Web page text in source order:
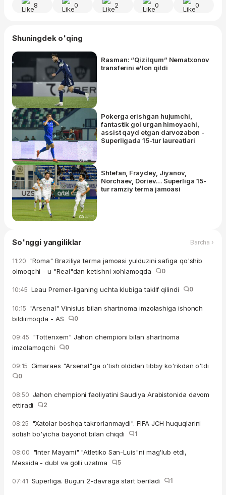
8 0 2 0 0
Shuningdek o'qing
Rasman: “Qizilqum” Nematxonov
transferini e'lon qildi
Pokerga erishgan hujumchi,
fantastik gol urgan himoyachi,
assist qayd etgan darvozabon -
Superligada 15-tur laureatlari
Shtefan, Fraydey, Jiyanov,
Norchaev, Doriev… Superliga 15-
tur ramziy terma jamoasi
So'nggi yangiliklar Barcha ›
11:20 "Roma" Braziliya terma jamoasi yulduzini safiga qo'shib
olmoqchi - u "Real"dan ketishni xohlamoqda
0
10:45 Leau Premer-liganing uchta klubiga taklif qilindi 0
10:15 "Arsenal" Vinisius bilan shartnoma imzolashiga ishonch
bildirmoqda - AS
0
09:45 "Tottenxem" Jahon chempioni bilan shartnoma
imzolamoqchi
0
09:15 Gimaraes "Arsenal"ga o'tish oldidan tibbiy ko'rikdan o'tdi
0
08:50 Jahon chempioni faoliyatini Saudiya Arabistonida davom
ettiradi
2
08:25 "Xatolar boshqa takrorlanmaydi". FIFA JCH huquqlarini
sotish bo'yicha bayonot bilan chiqdi
1
08:00 "Inter Mayami" "Atletiko San-Luis"ni mag'lub etdi,
Messida - dubl va golli uzatma
5
07:41 Superliga. Bugun 2-davraga start beriladi 1